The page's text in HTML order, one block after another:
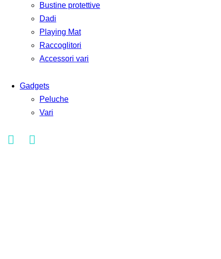
Bustine protettive
Dadi
Playing Mat
Raccoglitori
Accessori vari
Gadgets
Peluche
Vari